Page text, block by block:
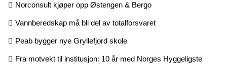
Norconsult kjøper opp Østengen & Bergo
Vannberedskap må bli del av totalforsvaret
Peab bygger nye Gryllefjord skole
Fra motvekt til institusjon: 10 år med Norges Hyggeligste